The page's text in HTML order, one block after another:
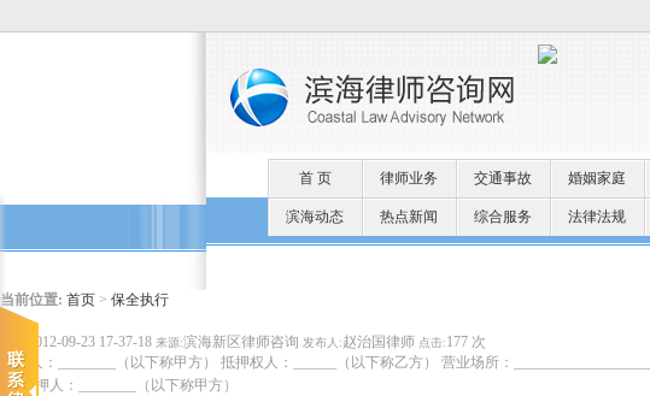
首 页 律师业务 交通事故 婚姻家庭
滨海动态 热点新闻 综合服务 法律法规
当前位置: 首页 > 保全执行
2012-09-23 17-37-18 来源:滨海新区律师咨询 发布人:赵治国律师 点击:177 次
抵押人：________（以下称甲方） 抵押权人：______（以下称乙方） 营业场所：
抵押人：________（以下称甲方）